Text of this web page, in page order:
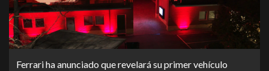
Ferrari ha anunciado que revelará su primer vehículo